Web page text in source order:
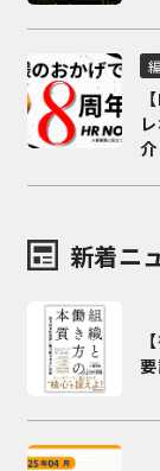
介
新着ニ